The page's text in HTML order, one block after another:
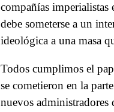
compañías
debe someterse a un
ideológica a una masa
Todos cumplimos el
se cometieron en la
nuevos administradores